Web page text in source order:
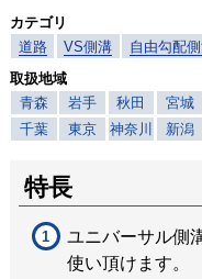
カテゴリ
道路
VS側溝
自由勾配
取扱地域
青森
岩手 秋田 宮城
千葉
東京 神奈川 新潟
特長
ユニバーサル側
使い頂けます。